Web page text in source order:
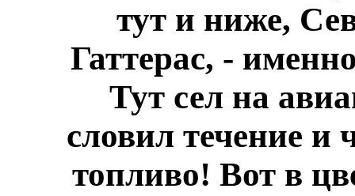
тут и ниже,
Гаттерас, -
Тут сел на
словил течение и
топливо! Вот в